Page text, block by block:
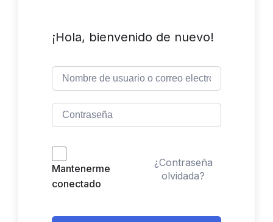
¡Hola, bienvenido de nuevo!
Mantenerme
conectado
¿Contraseña
olvidada?